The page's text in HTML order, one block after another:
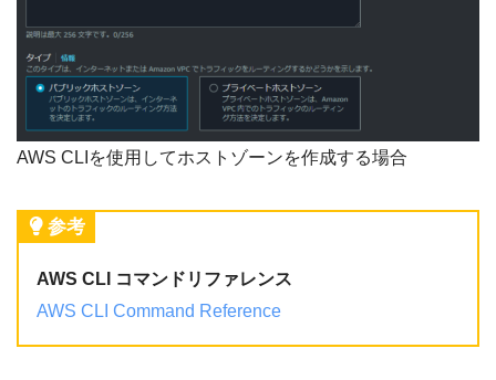
AWS CLIを使用してホストゾーンを作成する場合
参考
AWS CLI コマンドリファレンス
AWS CLI Command Reference